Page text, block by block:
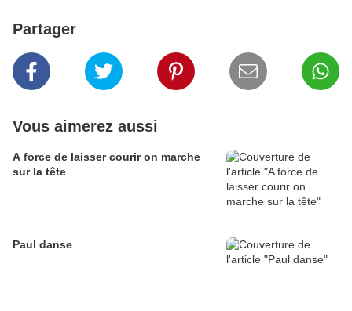
Partager
Vous aimerez aussi
A force de laisser courir on marche
sur la tête
Paul danse